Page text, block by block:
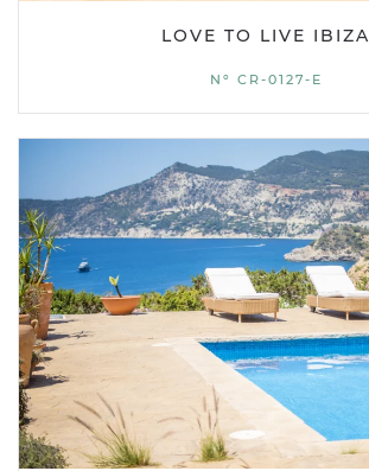
LOVE TO LIVE IBIZA
Nº CR-0127-E